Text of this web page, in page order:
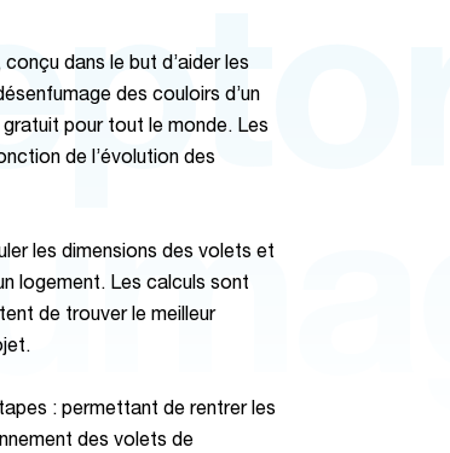
dans le but d’aider les
des couloirs d’un
pour tout le monde. Les
de l’évolution des
les dimensions des volets et
logement. Les calculs sont
de trouver le meilleur
: permettant de rentrer les
des volets de